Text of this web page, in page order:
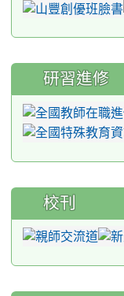
研習進修
校刊